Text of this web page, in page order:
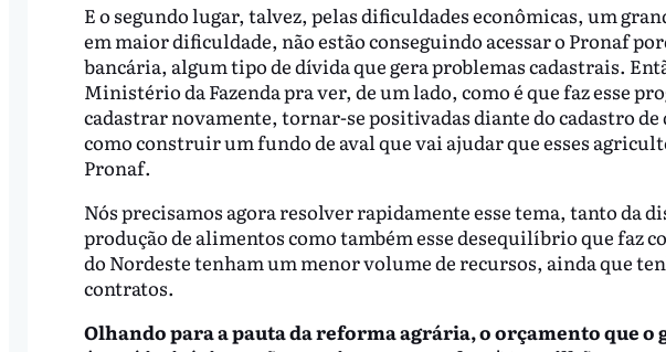
E o segundo lugar, talvez, pelas dificuldades econômicas, um
em maior dificuldade, não estão conseguindo acessar o Pronaf
bancária, algum tipo de dívida que gera problemas cadastrais.
Ministério da Fazenda pra ver, de um lado, como é que faz esse
cadastrar novamente, tornar-se positivadas diante do cadastro de
como construir um fundo de aval que vai ajudar que esses
Pronaf.
Nós precisamos agora resolver rapidamente esse tema, tanto da
produção de alimentos como também esse desequilíbrio que faz
do Nordeste tenham um menor volume de recursos, ainda que
contratos.
Olhando para a pauta da reforma agrária, o orçamento que